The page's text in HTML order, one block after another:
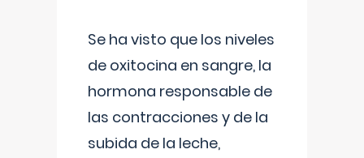
Se ha visto que los niveles
de oxitocina en sangre, la
hormona responsable de
las contracciones y de la
subida de la leche,